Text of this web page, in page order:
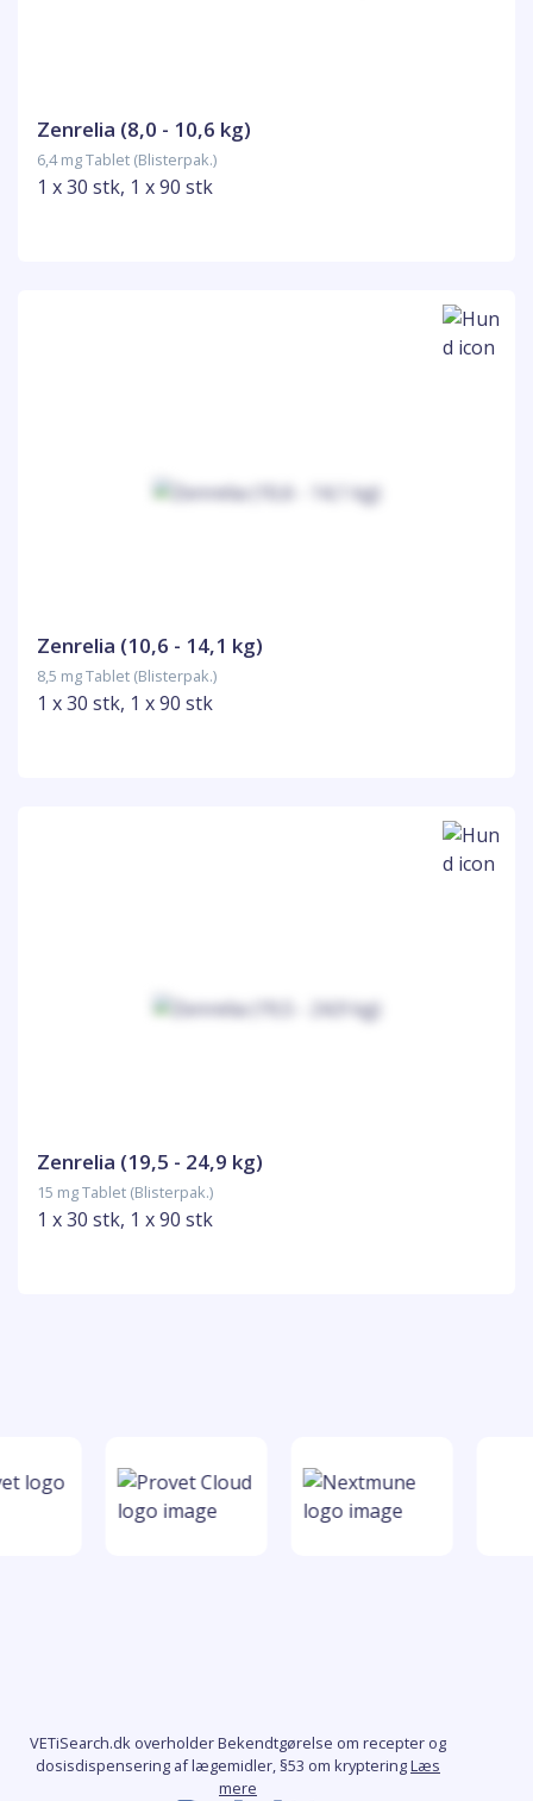
Zenrelia (8,0 - 10,6 kg)
6,4 mg Tablet (Blisterpak.)
1 x 30 stk, 1 x 90 stk
Zenrelia (10,6 - 14,1 kg)
8,5 mg Tablet (Blisterpak.)
1 x 30 stk, 1 x 90 stk
Zenrelia (19,5 - 24,9 kg)
15 mg Tablet (Blisterpak.)
1 x 30 stk, 1 x 90 stk
VETiSearch.dk overholder Bekendtgørelse om recepter og
dosisdispensering af lægemidler, §53 om krypteringLæs
mere